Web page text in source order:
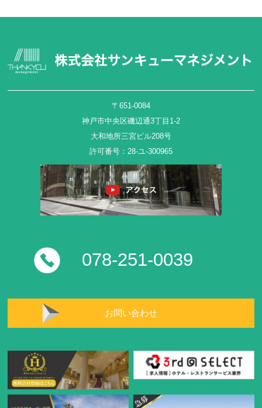
〒651-0084
神戸市中央区磯辺通3丁目1-2
大和地所三宮ビル208号
許可番号：28-ユ-300965
078-251-0039
お問い合わせ